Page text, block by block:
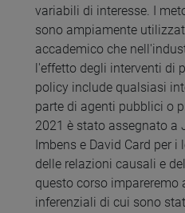
variabili di interesse. I
sono ampiamente
accademico che
l'effetto degli interventi di
policy include qualsiasi
parte di agenti pubblici o
2021 è stato assegnato a
Imbens e David Card per
delle relazioni causali e
questo corso impareremo
inferenziali di cui sono